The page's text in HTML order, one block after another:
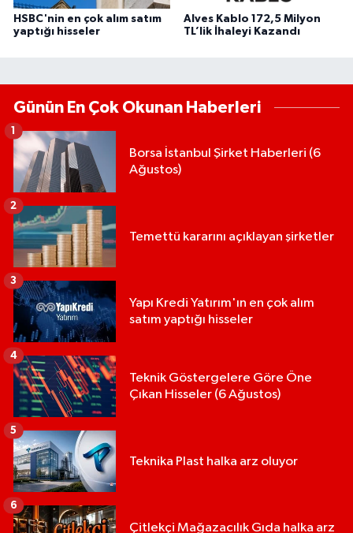
HSBC'nin en çok alım satım
yaptığı hisseler
Alves Kablo 172,5 Milyon
TL’lik İhaleyi Kazandı
Günün En Çok Okunan Haberleri
Borsa İstanbul Şirket Haberleri (6
Ağustos)
1
Temettü kararını açıklayan şirketler
2
Yapı Kredi Yatırım'ın en çok alım
satım yaptığı hisseler
3
Teknik Göstergelere Göre Öne
Çıkan Hisseler (6 Ağustos)
4
Teknika Plast halka arz oluyor
5
Çitlekçi Mağazacılık Gıda halka arz
6